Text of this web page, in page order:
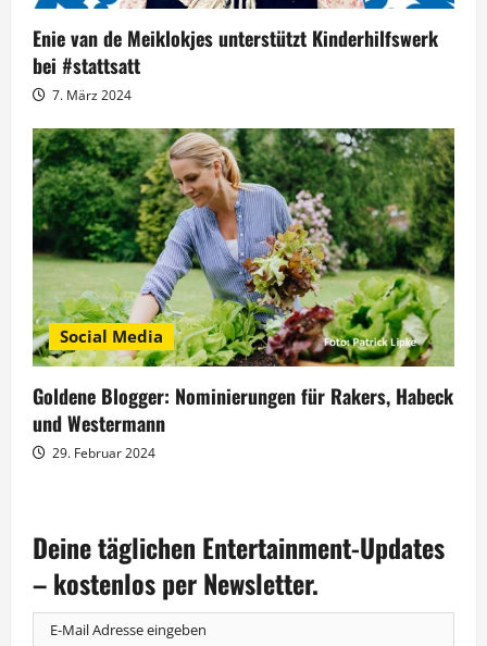
Enie van de Meiklokjes unterstützt Kinderhilfswerk
bei #stattsatt
7. März 2024
Social Media
Goldene Blogger: Nominierungen für Rakers, Habeck
und Westermann
29. Februar 2024
Deine täglichen Entertainment-Updates
– kostenlos per Newsletter.